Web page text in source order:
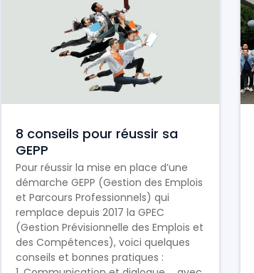
8 conseils pour réussir sa
GEPP
Pour réussir la mise en place d’une
démarche GEPP (Gestion des Emplois
et Parcours Professionnels) qui
remplace depuis 2017 la GPEC
(Gestion Prévisionnelle des Emplois et
des Compétences), voici quelques
conseils et bonnes pratiques :